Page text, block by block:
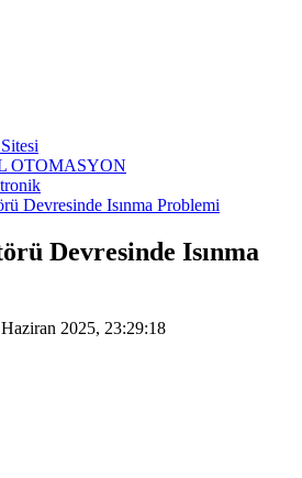
OTOMASYON
Devresinde Isınma Problemi
Devresinde Isınma
2025, 23:29:18